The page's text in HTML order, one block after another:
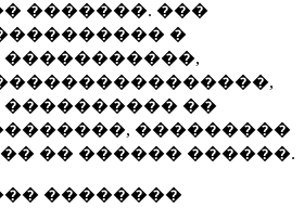
�������. ���
�
��
���������
�� ������ ������.
��������